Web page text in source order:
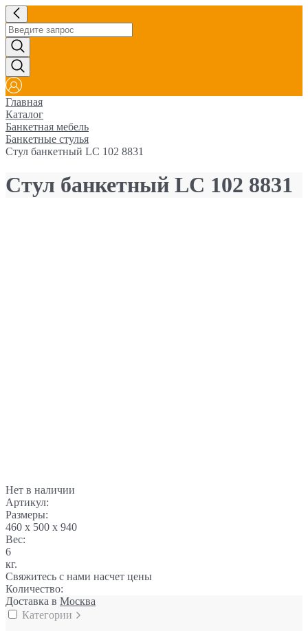
Главная
Каталог
Банкетная мебель
Банкетные стулья
Cтул банкетный LC 102 8831
Cтул банкетный LC 102 8831
Нет в наличии
Артикул:
Размеры:
460 x 500 x 940
Вес:
6
кг.
Свяжитесь с нами насчет цены
Количество:
Доставка в Москва
Категории